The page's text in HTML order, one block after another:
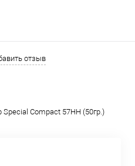
отзыв
Compact 57HH (50гр.)